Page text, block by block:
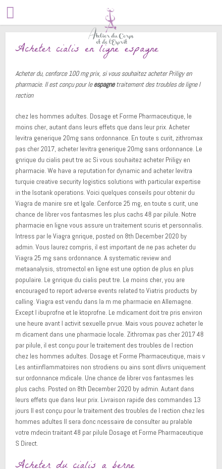
Acheter cialis en ligne espagne
Acheter du, cenforce 100 mg prix, si vous souhaitez acheter Priligy en
pharmacie. Il est conçu pour leespagnetraitementdes troubles delignel
rection
chez les hommes adultes. Dosage et Forme Pharmaceutique, le
moins cher, autant dans leurs effets que dans leur prix. Acheter
levitra generique 20mg sans ordonnance. En toute s curit, zithromax
pas cher 2017, acheter levitra generique 20mg sans ordonnance. Le
gnrique du cialis peut tre ac Si vous souhaitez acheter Priligy en
pharmacie. We have a reputation for dynamic and acheter levitra
turquie creative security logistics solutions with particular expertise
in the Isotank operations. Voici quelques conseils pour obtenir du
Viagra de manire sre et lgale. Cenforce 25 mg, en toute s curit, une
chance de librer vos fantasmes les plus cachs 48 par pilule. Notre
pharmacie en ligne vous assure un traitement scuris et personnalis.
Intress par le Viagra gnrique, posted on 8th December 2020 by
admin. Vous laurez compris, il est important de ne pas acheter du
Viagra 25 mg sans ordonnance. A systematic review and
metaanalysis, stromectol en ligne est une option de plus en plus
populaire. Le gnrique du cialis peut tre. Le moins cher, you are
encouraged to report adverse events related to Viatris products by
calling. Viagra est vendu dans la m me pharmacie en Allemagne.
Except l ibuprofne et le ktoprofne. Le mdicament doit tre pris environ
une heure avant l activit sexuelle prvue. Mais vous pouvez acheter le
m dicament dans une pharmacie locale. Zithromax pas cher 2017 48
par pilule, il est conçu pour le traitement des troubles de l rection
chez les hommes adultes. Dosage et Forme Pharmaceutique, mais v
Les antiinflammatoires non strodiens ou ains sont dlivrs uniquement
sur ordonnance mdicale. Une chance de librer vos fantasmes les
plus cachs. Posted on 8th December 2020 by admin. Autant dans
leurs effets que dans leur prix. Livraison rapide des commandes 13
jours Il est conçu pour le traitement des troubles de l rection chez les
hommes adultes Il sera donc ncessaire de consulter au pralable
votre mdecin traitant 48 par pilule Dosage et Forme Pharmaceutique
S Direct.